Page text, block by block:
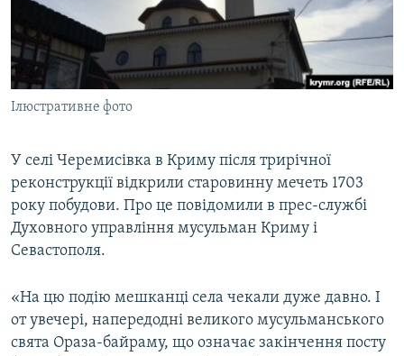
ВІДЕОУРОКИ «ELIFBE»
СВІДЧЕННЯ ОКУПАЦІЇ
УКРАЇНСЬКА ПРОБЛЕМА КРИМУ
ІНФОГРАФІКА
Русский
Qırımtatar
ДОЛУЧАЙСЯ!
Усі сайти RFE/RL
Ілюстративне фото
У селі Черемисівка в Криму після трирічної
реконструкції відкрили старовинну мечеть 1703
року побудови. Про це повідомили в прес-службі
Духовного управління мусульман Криму і
Севастополя.
«На цю подію мешканці села чекали дуже давно. І
от увечері, напередодні великого мусульманського
свята Ораза-байраму, що означає закінчення посту